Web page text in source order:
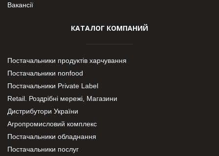
Вакансії
КАТАЛОГ КОМПАНИЙ
Постачальники продуктів харчування
Постачальники nonfood
Постачальники Private Label
Retail. Роздрібні мережі, Магазини
Дистрибутори України
Агропромисловий комплекс
Постачальники обладнання
Постачальники послуг